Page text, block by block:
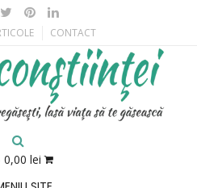
CONTACT
0,00 lei